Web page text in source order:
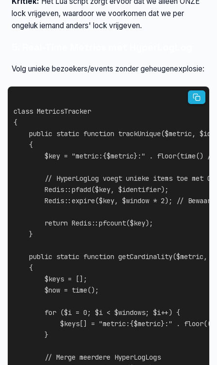
lock vrijgeven, waardoor we voorkomen dat we per
ongeluk iemand anders' lock vrijgeven.
Volg unieke bezoekers/events zonder geheugenexplosie:
class MetricsTracker
{
public static function trackUnique($metric ,
{
$key = "metric:{$metric} :" . floor(time() /
// HyperLogLog voegt unieke items toe met
Redis :: pfadd($key, $identifier) ;
Redis :: expire($key, $window * 2) ; // Bewaar
return Redis :: pfcount($key) ;
}
public static function getCardinality($metric ,
{
$keys = [ ] ;
$now = time() ;
for ($i = 0 ; $i < $windows; $i++) {
$keys [ ] = "metric:{$metric} :" . floor((
}
// Merge meerdere HyperLogLogs